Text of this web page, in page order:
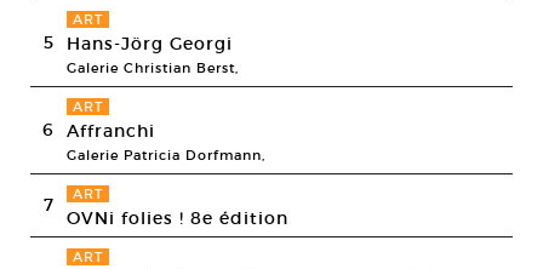
5
ART
Hans-Jörg Georgi
Galerie Christian Berst,
6
ART
Affranchi
Galerie Patricia Dorfmann,
7 ART
OVNi folies ! 8e édition
ART